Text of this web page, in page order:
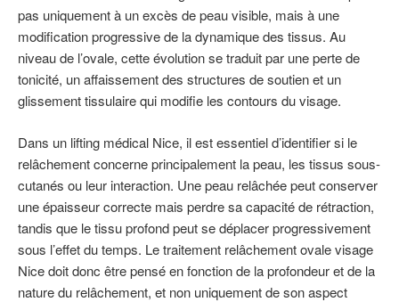
pas uniquement à un excès de peau visible, mais à une
modification progressive de la dynamique des tissus. Au
niveau de l’ovale, cette évolution se traduit par une perte de
tonicité, un affaissement des structures de soutien et un
glissement tissulaire qui modifie les contours du visage.
Dans un lifting médical Nice, il est essentiel d’identifier si le
relâchement concerne principalement la peau, les tissus sous-
cutanés ou leur interaction. Une peau relâchée peut conserver
une épaisseur correcte mais perdre sa capacité de rétraction,
tandis que le tissu profond peut se déplacer progressivement
sous l’effet du temps. Le traitement relâchement ovale visage
Nice doit donc être pensé en fonction de la profondeur et de la
nature du relâchement, et non uniquement de son aspect